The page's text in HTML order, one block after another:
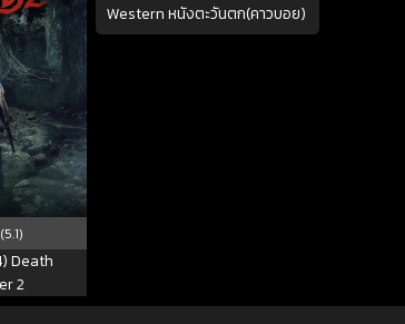
Death
2
Western หนังตะวันตก(คาวบอย)